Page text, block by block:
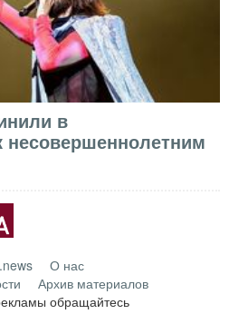
в
несовершеннолетним
О нас
Архив материалов
обращайтесь